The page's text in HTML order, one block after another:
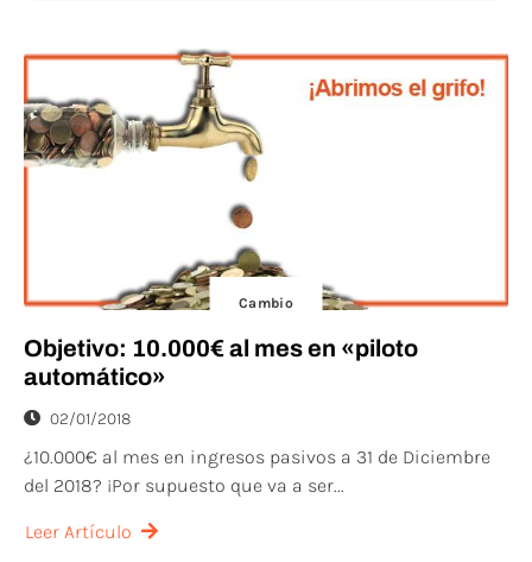
Cambio
Objetivo: 10.000€ al mes en «piloto
automático»
02/01/2018
¿10.000€ al mes en ingresos pasivos a 31 de Diciembre
del 2018? ¡Por supuesto que va a ser...
Leer Artículo